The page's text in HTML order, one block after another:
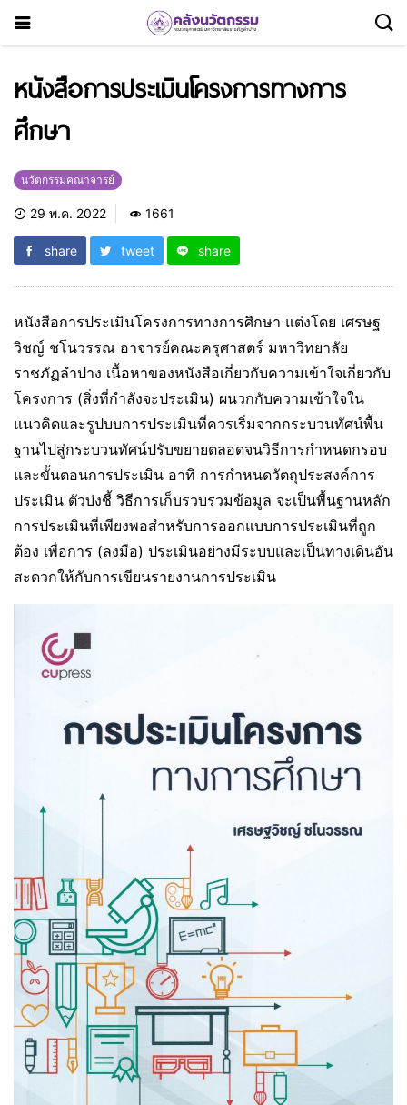
หนังสือการประเมินโครงการทางการ
ศึกษา
นวัตกรรมคณาจารย์
29 พ.ค. 2022 1661
share tweet share
หนังสือการประเมินโครงการทางการศึกษา แต่งโดย เศรษฐ
วิชญ์ ชโนวรรณ อาจารย์คณะครุศาสตร์ มหาวิทยาลัย
ราชภัฏลำปาง เนื้อหาของหนังสือเกี่ยวกับความเข้าใจเกี่ยวกับ
โครงการ (สิ่งที่กำลังจะประเมิน) ผนวกกับความเข้าใจใน
แนวคิดและรูปบบการประเมินที่ควรเริ่มจากกระบวนทัศน์พื้น
ฐานไปสู่กระบวนทัศน์ปรับขยายตลอดจนวิธีการกำหนดกรอบ
และขั้นตอนการประเมิน อาทิ การกำหนดวัตถุประสงค์การ
ประเมิน ตัวบ่งชี้ วิธีการเก็บรวบรวมข้อมูล จะเป็นพื้นฐานหลัก
การประเมินที่เพียงพอสำหรับการออกแบบการประเมินที่ถูก
ต้อง เพื่อการ (ลงมือ) ประเมินอย่างมีระบบและเป็นทางเดินอัน
สะดวกให้กับการเขียนรายงานการประเมิน